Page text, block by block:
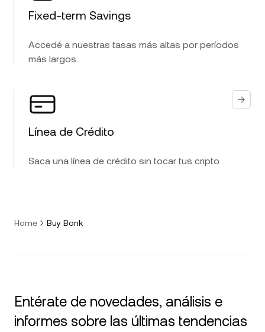
Fixed-term Savings
Accedé a nuestras tasas más altas por períodos
más largos.
Línea de Crédito
Saca una línea de crédito sin tocar tus cripto.
Home Buy Bonk
Entérate de novedades, análisis e
informes sobre las últimas tendencias